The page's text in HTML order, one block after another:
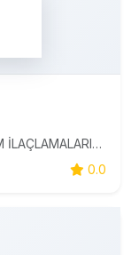
BİTKİSEL KÖKENLİ ÜRÜNLERİMİZ İLE TÜM İLAÇLAMALARIMIZA GARANTİ BELGESİ VERİYORUZ
0.0